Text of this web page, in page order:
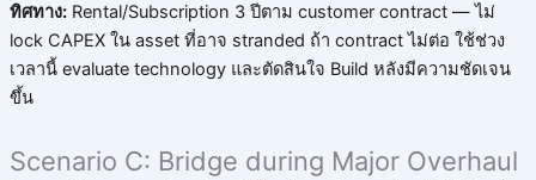
ทิศทาง:Rental/Subscription 3 ปีตาม customer contract — ไม่
lock CAPEX ใน asset ที่อาจ stranded ถ้า contract ไม่ต่อ ใช้ช่วง
เวลานี้ evaluate technology และตัดสินใจ Build หลังมีความชัดเจน
ขึ้น
Scenario C: Bridge during Major Overhaul